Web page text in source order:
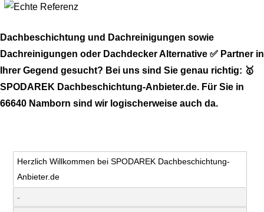
Dachbeschichtung und Dachreinigungen sowie
Dachreinigungen oder Dachdecker Alternative ✅ Partner in
Ihrer Gegend gesucht? Bei uns sind Sie genau richtig: 🥇
SPODAREK Dachbeschichtung-Anbieter.de. Für Sie in
66640 Namborn sind wir logischerweise auch da.
Herzlich Willkommen bei SPODAREK Dachbeschichtung-
Anbieter.de
-